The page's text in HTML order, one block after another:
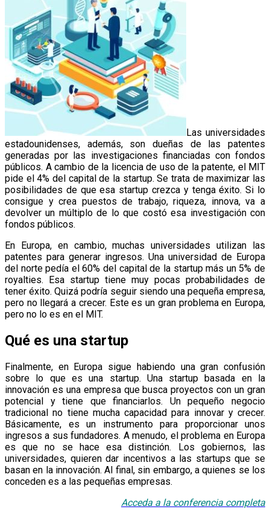
Las universidades
estadounidenses, además, son dueñas de las patentes
generadas por las investigaciones financiadas con fondos
públicos. A cambio de la licencia de uso de la patente, el MIT
pide el 4% del capital de la startup. Se trata de maximizar las
posibilidades de que esa startup crezca y tenga éxito. Si lo
consigue y crea puestos de trabajo, riqueza, innova, va a
devolver un múltiplo de lo que costó esa investigación con
fondos públicos.
En Europa, en cambio, muchas universidades utilizan las
patentes para generar ingresos. Una universidad de Europa
del norte pedía el 60% del capital de la startup más un 5% de
royalties. Esa startup tiene muy pocas probabilidades de
tener éxito. Quizá podría seguir siendo una pequeña empresa,
pero no llegará a crecer. Este es un gran problema en Europa,
pero no lo es en el MIT.
Qué es una startup
Finalmente, en Europa sigue habiendo una gran confusión
sobre lo que es una startup. Una startup basada en la
innovación es una empresa que busca proyectos con un gran
potencial y tiene que financiarlos. Un pequeño negocio
tradicional no tiene mucha capacidad para innovar y crecer.
Básicamente, es un instrumento para proporcionar unos
ingresos a sus fundadores. A menudo, el problema en Europa
es que no se hace esa distinción. Los gobiernos, las
universidades, quieren dar incentivos a las startups que se
basan en la innovación. Al final, sin embargo, a quienes se los
conceden es a las pequeñas empresas.
Acceda a la conferencia completa